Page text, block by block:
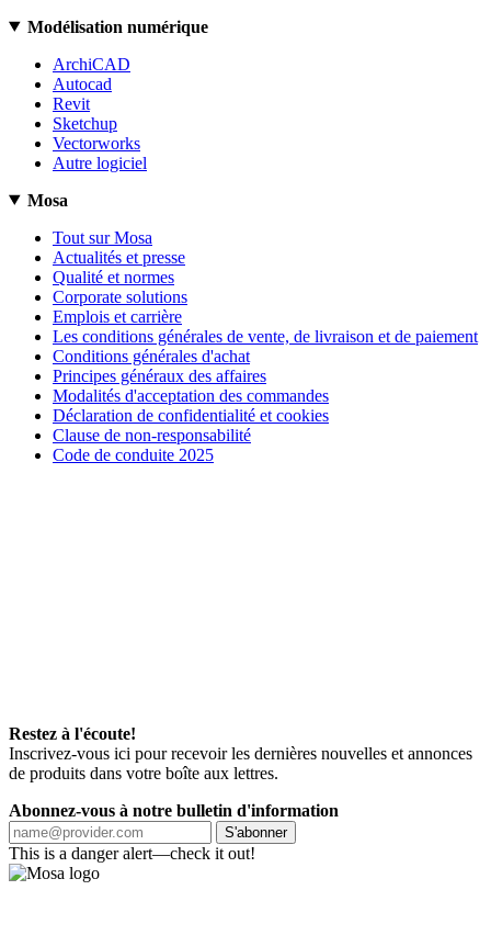
Modélisation numérique
ArchiCAD
Autocad
Revit
Sketchup
Vectorworks
Autre logiciel
Mosa
Tout sur Mosa
Actualités et presse
Qualité et normes
Corporate solutions
Emplois et carrière
Les conditions générales de vente, de livraison et de paiement
Conditions générales d'achat
Principes généraux des affaires
Modalités d'acceptation des commandes
Déclaration de confidentialité et cookies
Clause de non-responsabilité
Code de conduite 2025
Restez à l'écoute!
Inscrivez-vous ici pour recevoir les dernières nouvelles et annonces
de produits dans votre boîte aux lettres.
Abonnez-vous à notre bulletin d'information
S'abonner
This is a danger alert—check it out!